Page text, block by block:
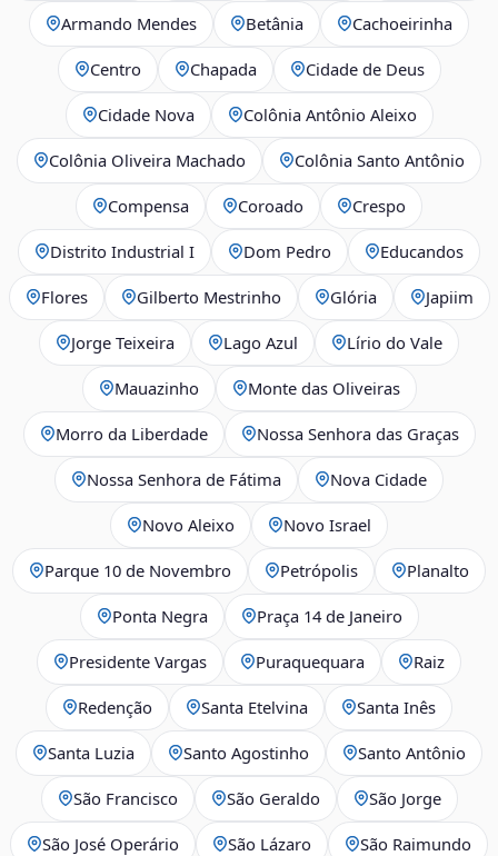
Armando Mendes Betânia Cachoeirinha
Centro Chapada Cidade de Deus
Cidade Nova Colônia Antônio Aleixo
Colônia Oliveira Machado Colônia Santo Antônio
Compensa Coroado Crespo
Distrito Industrial I Dom Pedro Educandos
Flores Gilberto Mestrinho Glória Japiim
Jorge Teixeira Lago Azul Lírio do Vale
Mauazinho Monte das Oliveiras
Morro da Liberdade Nossa Senhora das Graças
Nossa Senhora de Fátima Nova Cidade
Novo Aleixo Novo Israel
Parque 10 de Novembro Petrópolis Planalto
Ponta Negra Praça 14 de Janeiro
Presidente Vargas Puraquequara Raiz
Redenção Santa Etelvina Santa Inês
Santa Luzia Santo Agostinho Santo Antônio
São Francisco São Geraldo São Jorge
São José Operário São Lázaro São Raimundo